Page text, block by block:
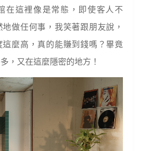
在這裡像是常態，即使客人不
做任何事，我笑著跟朋友說，
這麼高，真的能賺到錢嗎？畢竟
，又在這麼隱密的地方！